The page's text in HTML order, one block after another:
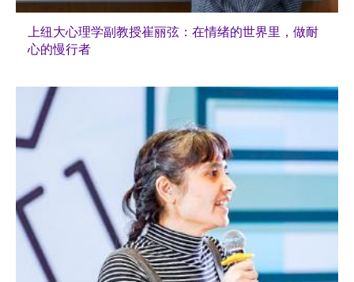
上纽大心理学副教授崔丽弦：在情绪的世界里，做耐
心的慢行者